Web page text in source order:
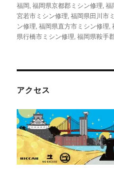
福岡,福岡県京都郡ミシン修理,福
宮若市ミシン修理,福岡県田川市
ン修理,福岡県直方市ミシン修理,
県行橋市ミシン修理,福岡県鞍手
アクセス